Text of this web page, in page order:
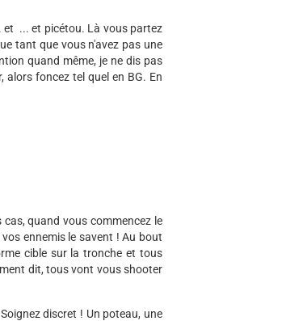
et ... et picétou. Là vous partez
tant que vous n'avez pas une
quand même, je ne dis pas
foncez tel quel en BG. En
quand vous commencez le
ennemis le savent ! Au bout
cible sur la tronche et tous
dit, tous vont vous shooter
discret ! Un poteau, une